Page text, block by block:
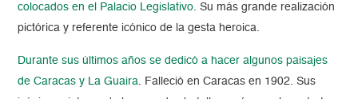
colocados en el Palacio Legislativo. Su más grande realización
pictórica y referente icónico de la gesta heroica.
Durante sus últimos años se dedicó a hacer algunos paisajes
de Caracas y La Guaira. Falleció en Caracas en 1902. Sus